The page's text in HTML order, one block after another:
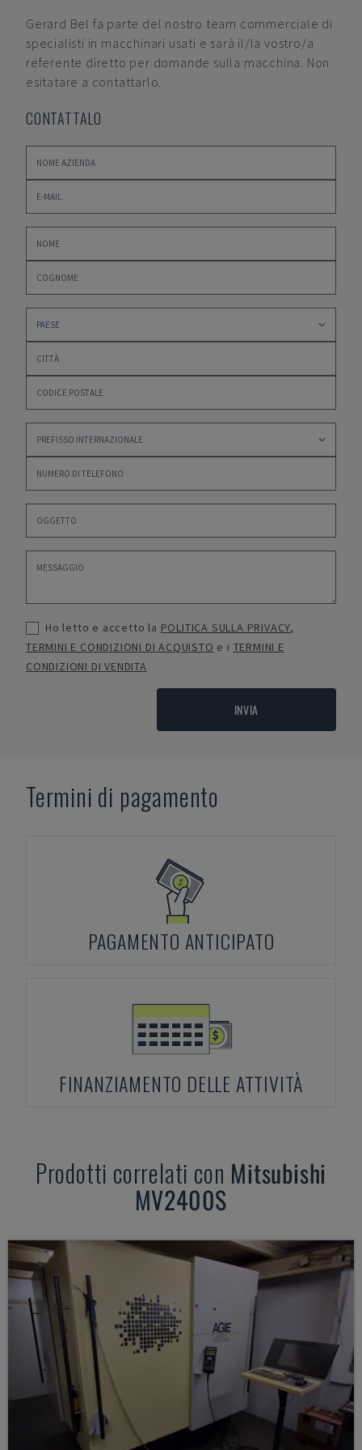
Gerard Bel fa parte del nostro team commerciale di
specialisti in macchinari usati e sarà il/la vostro/a
referente diretto per domande sulla macchina. Non
esitatare a contattarlo.
CONTATTALO
Ho letto e accetto la POLITICA SULLA PRIVACY,
TERMINI E CONDIZIONI DI ACQUISTO e i TERMINI E
CONDIZIONI DI VENDITA
INVIA
Termini di pagamento
PAGAMENTO ANTICIPATO
FINANZIAMENTO DELLE ATTIVITÀ
Prodotti correlati con Mitsubishi
MV2400S